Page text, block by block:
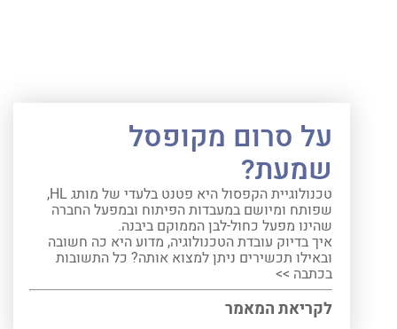
על סרום מקופסל
שמעת?
טכנולוגיית הקפסול היא פטנט בלעדי של מותג HL,
שפותח ומיושם במעבדות הפיתוח ובמפעל החברה
שהינו מפעל כחול-לבן הממוקם ביבנה.
איך בדיוק עובדת הטכנולוגיה, מדוע היא כה חשובה
ובאילו תכשירים ניתן למצוא אותה? כל התשובות
בכתבה >>
לקריאת המאמר